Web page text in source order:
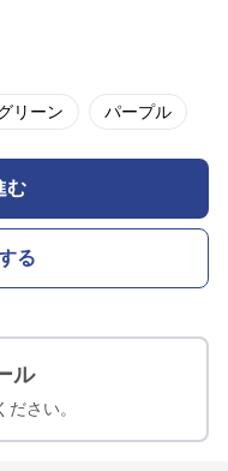
リーン パープル
む
る
ル
さい。